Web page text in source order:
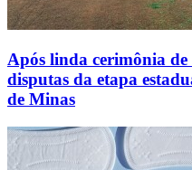
Após linda cerimônia de
disputas da etapa
de Minas